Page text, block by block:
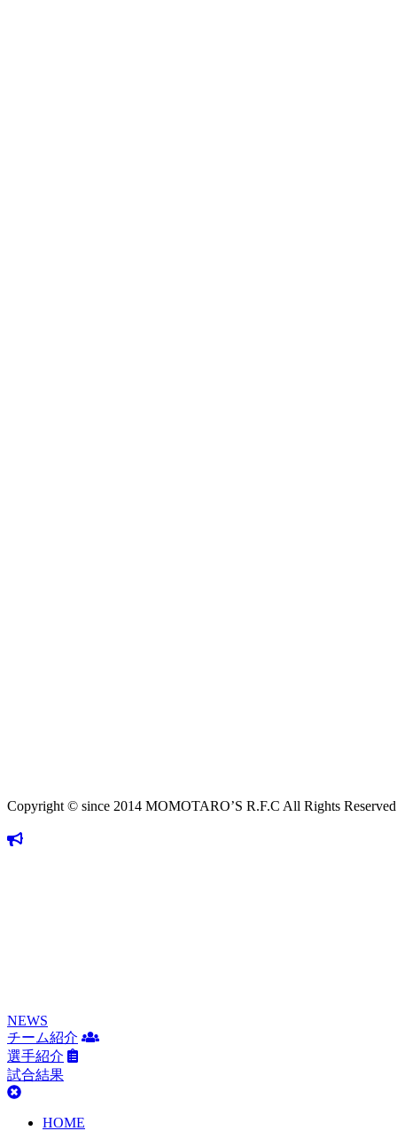
Copyright © since 2014 MOMOTARO’S R.F.C All Rights Reserved
NEWS
チーム紹介
選手紹介
試合結果
HOME